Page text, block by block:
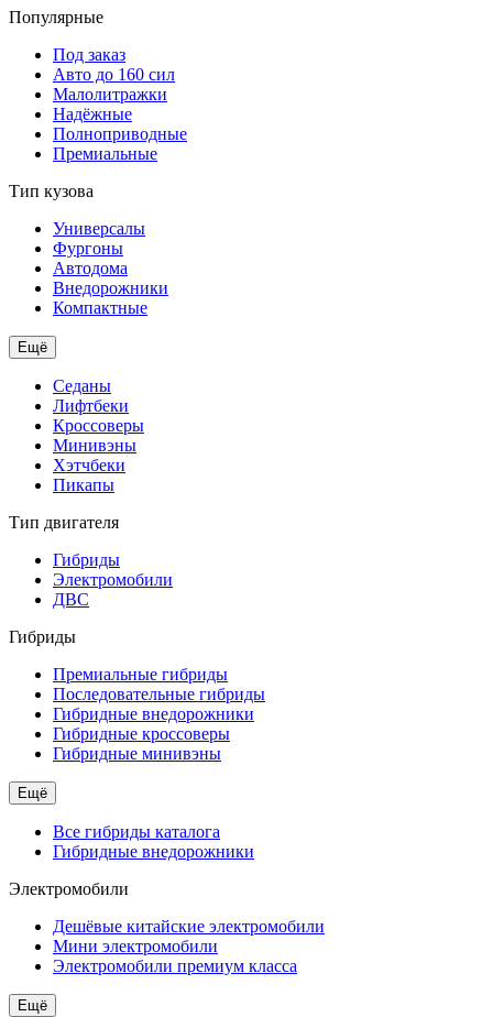
Популярные
Под заказ
Авто до 160 сил
Малолитражки
Надёжные
Полноприводные
Премиальные
Тип кузова
Универсалы
Фургоны
Автодома
Внедорожники
Компактные
Ещё
Седаны
Лифтбеки
Кроссоверы
Минивэны
Хэтчбеки
Пикапы
Тип двигателя
Гибриды
Электромобили
ДВС
Гибриды
Премиальные гибриды
Последовательные гибриды
Гибридные внедорожники
Гибридные кроссоверы
Гибридные минивэны
Ещё
Все гибриды каталога
Гибридные внедорожники
Электромобили
Дешёвые китайские электромобили
Мини электромобили
Электромобили премиум класса
Ещё